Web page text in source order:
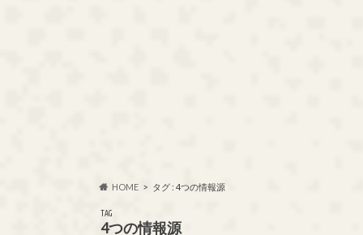
HOME タグ : 4つの情報源
TAG
4つの情報源